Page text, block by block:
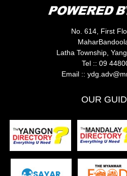
No. 614, First
Latha Township,
Tel :: 09
Email ::
OUR